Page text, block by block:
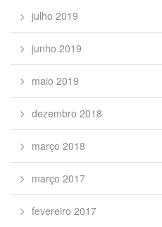
julho 2019
junho 2019
maio 2019
dezembro 2018
março 2018
março 2017
fevereiro 2017